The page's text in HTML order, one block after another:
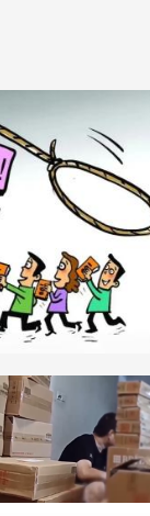
提高全民健康素养水
略。央视网《全民健
康》，向所有人分享
知识！